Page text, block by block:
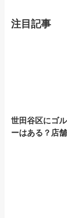
注目記事
世田谷区にゴ
ーはある？店